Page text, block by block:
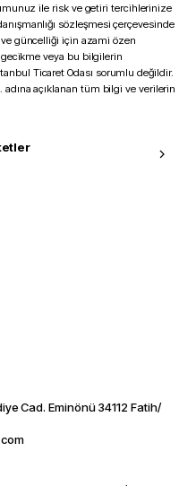
ile risk ve getiri tercihlerinize
sözleşmesi çerçevesinde
güncelliği için azami özen
veya bu bilgilerin
Ticaret Odası sorumlu değildir.
açıklanan tüm bilgi ve verilerin
Cad. Eminönü 34112 Fatih/